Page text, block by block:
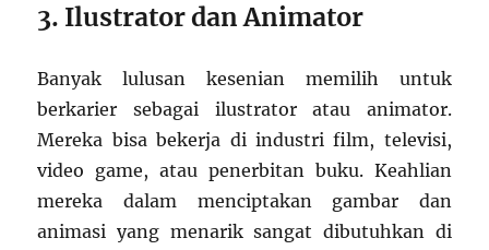
3. Ilustrator dan Animator
Banyak lulusan kesenian memilih untuk
berkarier sebagai ilustrator atau animator.
Mereka bisa bekerja di industri film, televisi,
video game, atau penerbitan buku. Keahlian
mereka dalam menciptakan gambar dan
animasi yang menarik sangat dibutuhkan di